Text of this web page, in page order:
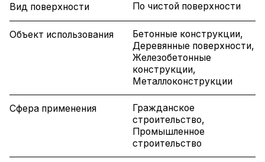
Вид поверхности По чистой поверхности
Объект использования
Бетонные конструкции,
Деревянные поверхности,
Железобетонные
конструкции,
Металлоконструкции
Сфера применения
Гражданское
строительство,
Промышленное
строительство